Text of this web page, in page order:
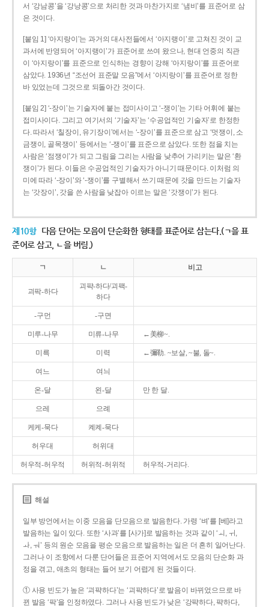
서 ‘강남콩’을 ‘강낭콩’으로 처리한 것과 마찬가지로 ‘냄비’를 표준어로 삼
은 것이다.
[붙임 1] ‘아지랑이’는 과거의 대사전들에서 ‘아지랭이’로 고쳐진 것이 교
과서에 반영되어 ‘아지랭이’가 표준어로 쓰여 왔으나, 현대 언중의 직관
이 ‘아지랑이’를 표준으로 인식하는 경향이 강해 ‘아지랑이’를 표준어로
삼았다. 1936년 “조선어 표준말 모음”에서 ‘아지랑이’를 표준어로 정한
바 있었는데 그것으로 되돌아간 것이다.
[붙임 2] ‘-장이’는 기술자에 붙는 접미사이고 ‘-쟁이’는 기타 어휘에 붙는
접미사이다. 그리고 여기서의 ‘기술자’는 ‘수공업적인 기술자’로 한정한
다. 따라서 ‘칠장이, 유기장이’에서는 ‘-장이’를 표준으로 삼고 ‘멋쟁이, 소
금쟁이, 골목쟁이’ 등에서는 ‘-쟁이’를 표준으로 삼았다. 또한 점을 치는
사람은 ‘점쟁이’가 되고 그림을 그리는 사람을 낮추어 가리키는 말은 ‘환
쟁이’가 된다. 이들은 수공업적인 기술자가 아니기 때문이다. 이처럼 의
미에 따라 ‘-장이’와 ‘-쟁이’를 구별해서 쓰기 때문에 갓을 만드는 기술자
는 ‘갓장이’, 갓을 쓴 사람을 낮잡아 이르는 말은 ‘갓쟁이’가 된다.
제10항 다음 단어는 모음이 단순화한 형태를 표준어로 삼는다.(ㄱ을 표
준어로 삼고, ㄴ을 버림.)
ㄱ ㄴ 비고
괴팍-하다
괴퍅-하다/괴팩-
하다
-구먼 -구면
미루-나무 미류-나무 ←美柳~.
미륵 미력 ←彌勒. ~보살, ~불, 돌~.
여느 여늬
온-달 왼-달 만 한 달.
으레 으례
케케-묵다 켸켸-묵다
허우대 허위대
허우적-허우적 허위적-허위적 허우적-거리다.
해설
일부 방언에서는 이중 모음을 단모음으로 발음한다. 가령 ‘벼’를 [베]라고
발음하는 일이 있다. 또한 ‘사과’를 [사가]로 발음하는 것과 같이 ‘ㅚ, ㅟ,
ㅘ, ㅝ’ 등의 원순 모음을 평순 모음으로 발음하는 일은 더 흔히 일어난다.
그러나 이 조항에서 다룬 단어들은 표준어 지역에서도 모음의 단순화 과
정을 겪고, 애초의 형태는 들어 보기 어렵게 된 것들이다.
① 사용 빈도가 높은 ‘괴퍅하다’는 ‘괴팍하다’로 발음이 바뀌었으므로 바
뀐 발음 ‘팍’을 인정하였다. 그러나 사용 빈도가 낮은 ‘강퍅하다, 퍅하다,